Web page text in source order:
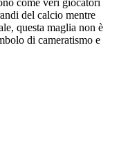
come veri giocatori
del calcio mentre
questa maglia non è
di cameratismo e